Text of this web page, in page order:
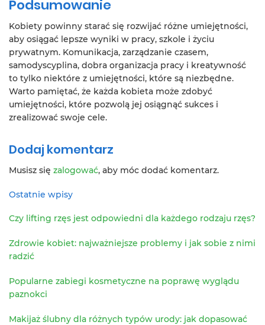
Podsumowanie
Kobiety powinny starać się rozwijać różne umiejętności,
aby osiągać lepsze wyniki w pracy, szkole i życiu
prywatnym. Komunikacja, zarządzanie czasem,
samodyscyplina, dobra organizacja pracy i kreatywność
to tylko niektóre z umiejętności, które są niezbędne.
Warto pamiętać, że każda kobieta może zdobyć
umiejętności, które pozwolą jej osiągnąć sukces i
zrealizować swoje cele.
Dodaj komentarz
Musisz się zalogować, aby móc dodać komentarz.
Ostatnie wpisy
Czy lifting rzęs jest odpowiedni dla każdego rodzaju rzęs?
Zdrowie kobiet: najważniejsze problemy i jak sobie z nimi
radzić
Popularne zabiegi kosmetyczne na poprawę wyglądu
paznokci
Makijaż ślubny dla różnych typów urody: jak dopasować